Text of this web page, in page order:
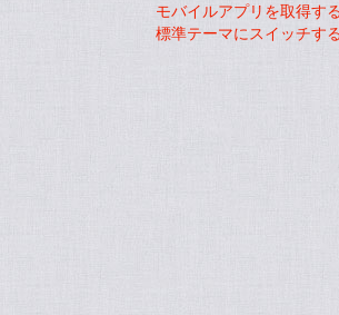
モバイルアプリを取得す
標準テーマにスイッチす